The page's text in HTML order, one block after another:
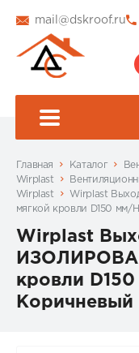
mail@dskroof.ru
Главная Каталог
Wirplast
Wirplast
Wirplast
мягкой кровли D150 мм/
Wirplast
кровли
Коричневый